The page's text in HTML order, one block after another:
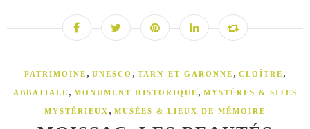
PATRIMOINE , UNESCO , TARN-ET-GARONNE , CLOÎTRE ,
ABBATIALE , MONUMENT HISTORIQUE , MYSTÈRES & SITES
MYSTÉRIEUX , MUSÉES & LIEUX DE MÉMOIRE